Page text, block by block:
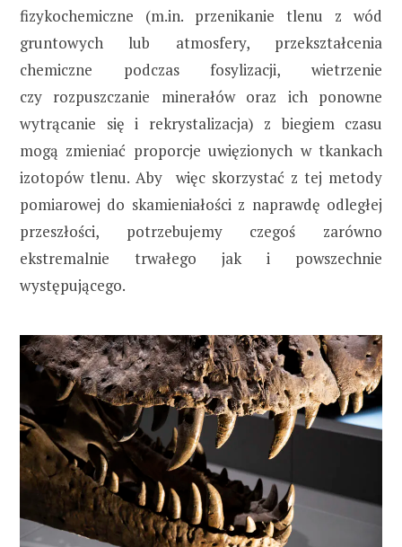
fizykochemiczne (m.in. przenikanie tlenu z wód
gruntowych lub atmosfery, przekształcenia
chemiczne podczas fosylizacji, wietrzenie
czy rozpuszczanie minerałów oraz ich ponowne
wytrącanie się i rekrystalizacja) z biegiem czasu
mogą zmieniać proporcje uwięzionych w tkankach
izotopów tlenu. Aby więc skorzystać z tej metody
pomiarowej do skamieniałości z naprawdę odległej
przeszłości, potrzebujemy czegoś zarówno
ekstremalnie trwałego jak i powszechnie
występującego.